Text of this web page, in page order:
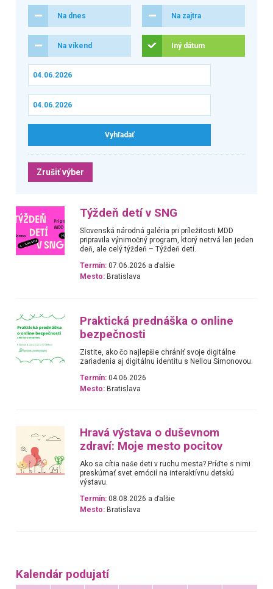
Na dnes Na zajtra
Na víkend Iný dátum
Zrušiť výber
Týždeň detí v SNG
Slovenská národná galéria pri príležitosti MDD
pripravila výnimočný program, ktorý netrvá len jeden
deň, ale celý týždeň – Týždeň detí.
Termín: 07.06.2026 a ďalšie
Mesto: Bratislava
Praktická prednáška o online
bezpečnosti
Zistite, ako čo najlepšie chrániť svoje digitálne
zariadenia aj digitálnu identitu s Nellou Simonovou.
Termín: 04.06.2026
Mesto: Bratislava
Hravá výstava o duševnom
zdraví: Moje mesto pocitov
Ako sa cítia naše deti v ruchu mesta? Príďte s nimi
preskúmať svet emócií na interaktívnu detskú
výstavu.
Termín: 08.08.2026 a ďalšie
Mesto: Bratislava
Kalendár podujatí